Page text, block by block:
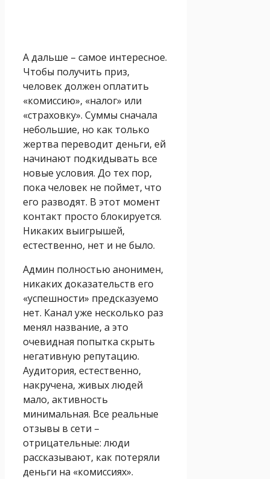
А дальше – самое интересное.
Чтобы получить приз,
человек должен оплатить
«комиссию», «налог» или
«страховку». Суммы сначала
небольшие, но как только
жертва переводит деньги, ей
начинают подкидывать все
новые условия. До тех пор,
пока человек не поймет, что
его разводят. В этот момент
контакт просто блокируется.
Никаких выигрышей,
естественно, нет и не было.
Админ полностью анонимен,
никаких доказательств его
«успешности» предсказуемо
нет. Канал уже несколько раз
менял название, а это
очевидная попытка скрыть
негативную репутацию.
Аудитория, естественно,
накручена, живых людей
мало, активность
минимальная. Все реальные
отзывы в сети –
отрицательные: люди
рассказывают, как потеряли
деньги на «комиссиях».